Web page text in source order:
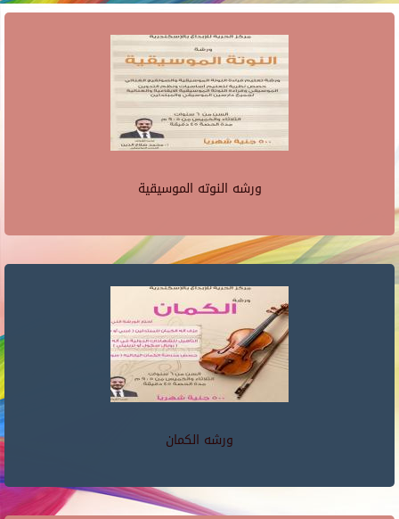
ورشه النوته الموسيقية
ورشه الكمان